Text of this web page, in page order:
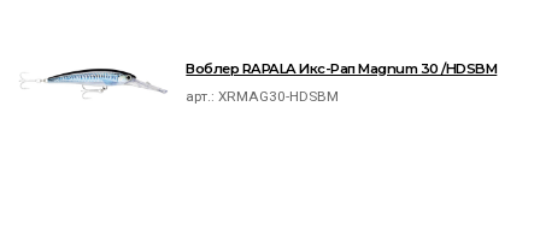
Воблер RAPALA Икс-Рап Magnum 30 /HDSBM
арт.:XRMAG30-HDSBM